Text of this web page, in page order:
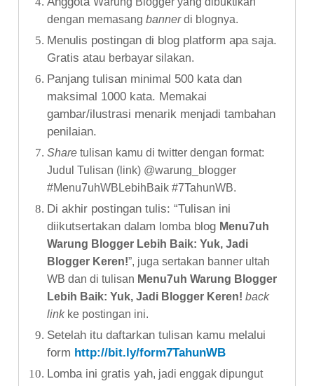
dengan memasang bannerdi blognya.
Menulis postingan di blog platform apa saja.
Gratis atau berbayar silakan.
Panjang tulisan minimal 500 kata dan
maksimal 1000 kata. Memakai
gambar/ilustrasi menarik menjadi tambahan
penilaian.
Sharetulisan kamu di twitter dengan format:
Judul Tulisan (link) @warung_blogger
#Menu7uhWBLebihBaik #7TahunWB.
Di akhir postingan tulis: “Tulisan ini
diikutsertakan dalam lomba blog Menu7uh
Warung Blogger Lebih Baik: Yuk, Jadi
Blogger Keren!”, juga sertakan banner ultah
WB dan di tulisan Menu7uh Warung Blogger
Lebih Baik: Yuk, Jadi Blogger Keren! back
linkke postingan ini.
Setelah itu daftarkan tulisan kamu melalui
form http://bit.ly/form7TahunWB
Lomba ini gratis yah, jadi enggak dipungut